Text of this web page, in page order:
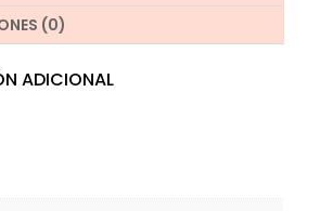
(0)
ADICIONAL